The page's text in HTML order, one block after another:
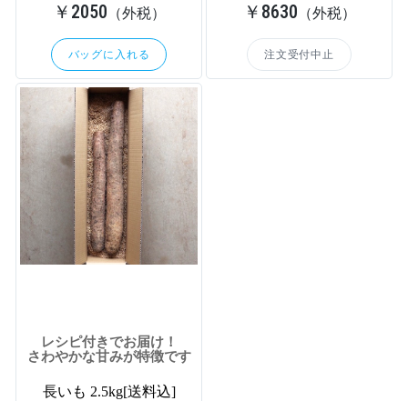
￥2050 （外税）
バッグに入れる
￥8630 （外税）
注文受付中止
レシピ付きでお届け！
さわやかな甘みが特徴です
長いも 2.5kg[送料込]